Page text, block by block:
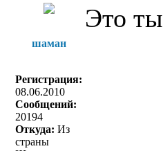
шаман
Регистрация:
08.06.2010
Сообщений:
20194
Откуда: Из
страны
Это